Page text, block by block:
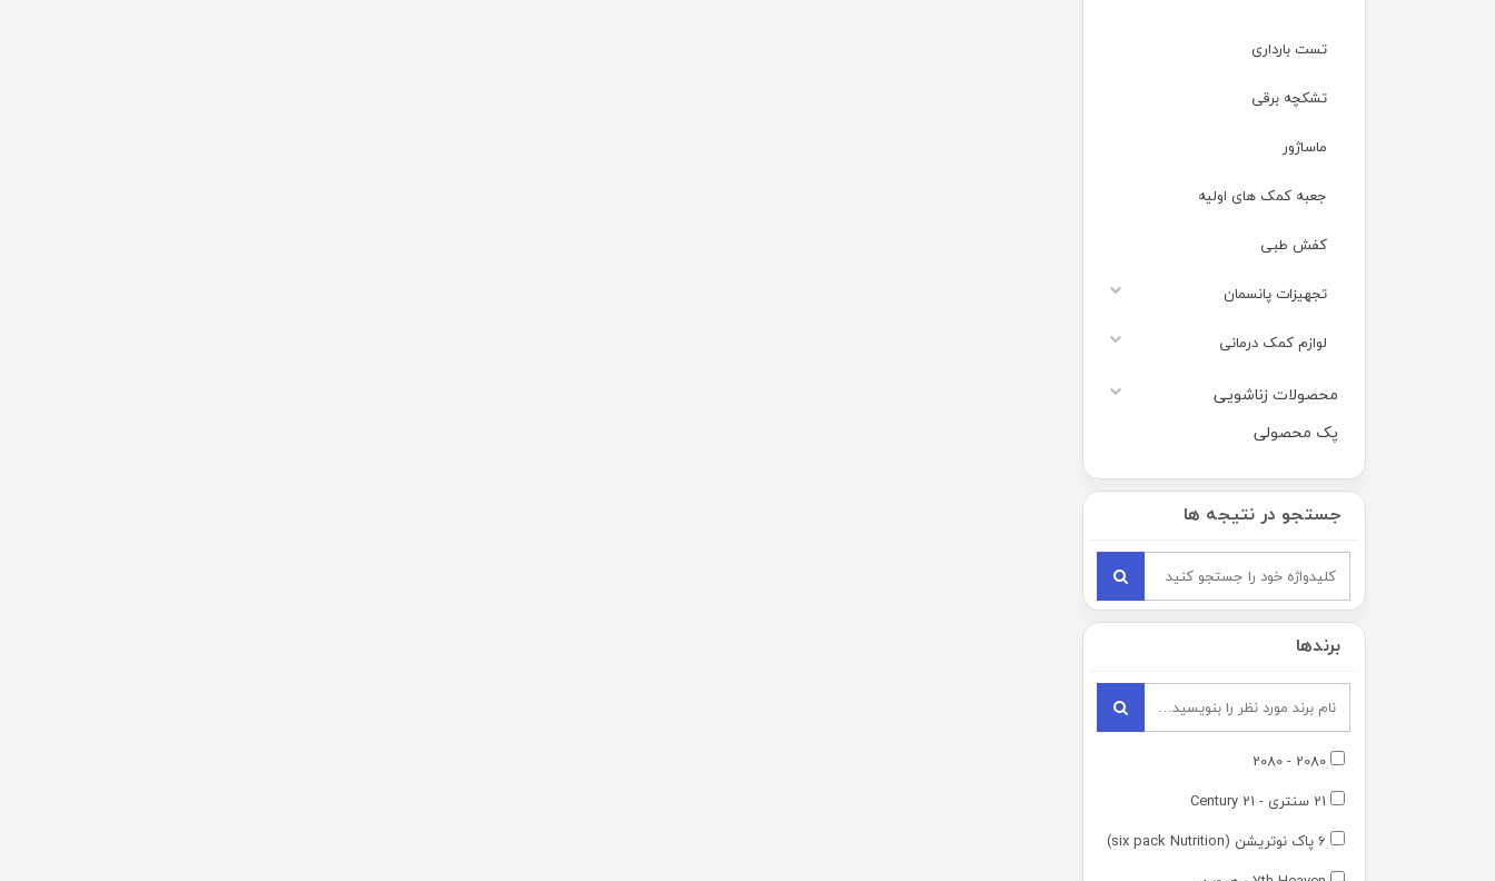
تست بارداری
تشکچه برقی
ماساژور
جعبه کمک های اولیه
کفش طبی
تجهیزات پانسمان
لوازم کمک درمانی
محصولات زناشویی
پک محصولی
جستجو در نتیجه ها
برندها
2080 - 2080
21 سنتری - 21 Century
6 پاک نوتریشن (six pack Nutrition)